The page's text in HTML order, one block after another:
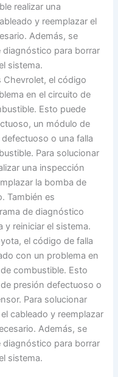
realizar una
y reemplazar el
Además, se
diagnóstico para borrar
sistema.
Chevrolet, el código
en el circuito de
Esto puede
un módulo de
o una falla
Para solucionar
una inspección
la bomba de
También es
de diagnóstico
y reiniciar el sistema.
el código de falla
con un problema en
combustible. Esto
presión defectuoso o
Para solucionar
cableado y reemplazar
Además, se
diagnóstico para borrar
sistema.